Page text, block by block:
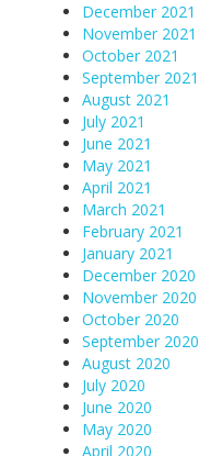
December 2021
November 2021
October 2021
September 2021
August 2021
July 2021
June 2021
May 2021
April 2021
March 2021
February 2021
January 2021
December 2020
November 2020
October 2020
September 2020
August 2020
July 2020
June 2020
May 2020
April 2020